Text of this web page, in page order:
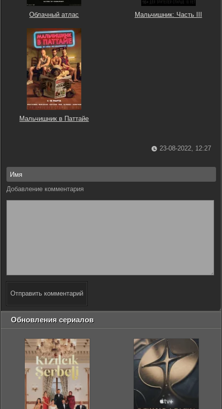
Облачный атлас Мальчишник: Часть III
Мальчишник в Паттайе
23-08-2022, 12:27
Добавление комментария
Отправить комментарий
Обновления сериалов